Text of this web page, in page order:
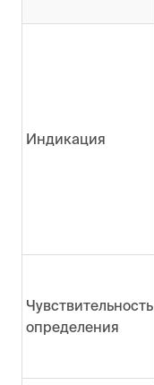
Индикация
Чувствительность
определения